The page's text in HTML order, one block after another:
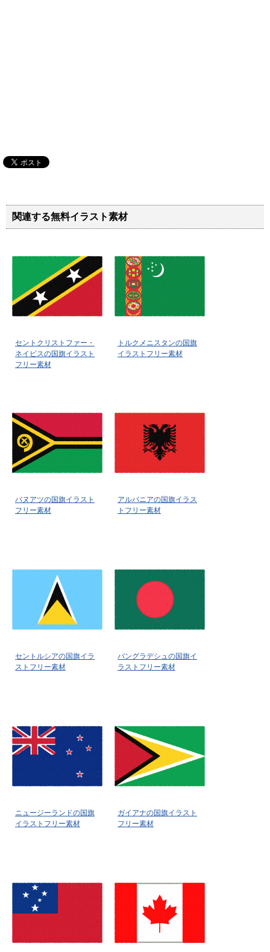
関連する無料イラスト素材
セントクリストファー・
ネイビスの国旗イラスト
フリー素材
トルクメニスタンの国旗
イラストフリー素材
バヌアツの国旗イラスト
フリー素材
アルバニアの国旗イラス
トフリー素材
セントルシアの国旗イラ
ストフリー素材
バングラデシュの国旗イ
ラストフリー素材
ニュージーランドの国旗
イラストフリー素材
ガイアナの国旗イラスト
フリー素材